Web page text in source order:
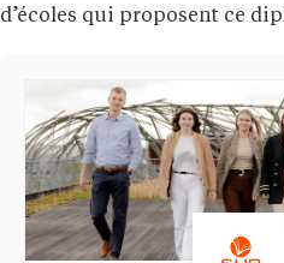
d’écoles qui proposent ce